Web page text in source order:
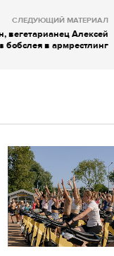
СЛЕДУЮЩИЙ МАТЕРИАЛ
вегетарианец Алексей
бобслея в армрестлинг